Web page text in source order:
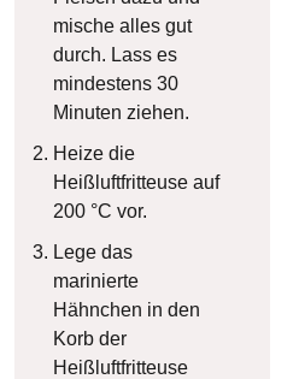
mische alles gut
durch. Lass es
mindestens 30
Minuten ziehen.
Heize die
Heißluftfritteuse auf
200 °C vor.
Lege das
marinierte
Hähnchen in den
Korb der
Heißluftfritteuse